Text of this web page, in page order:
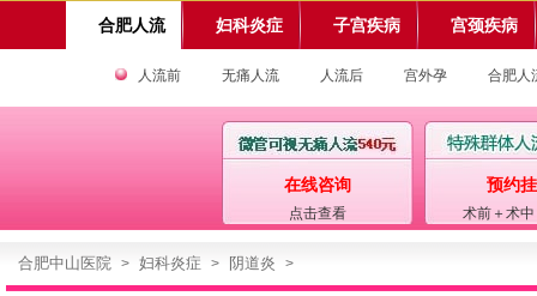
合肥人流 妇科炎症 子宫疾病 宫颈疾病
人流前 无痛人流 人流后 宫外孕 合肥人
在线咨询
点击查看
预约
术前＋术
合肥中山医院 > 妇科炎症 > 阴道炎 >